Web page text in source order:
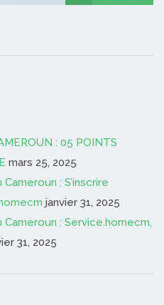
: 05 POINTS
mars 25, 2025
: S’inscrire
janvier 31, 2025
: Service.homecm,
31, 2025